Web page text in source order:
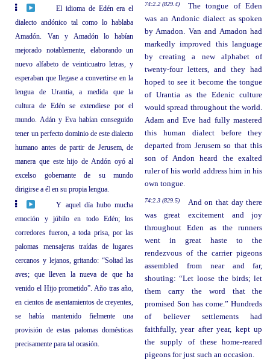
El idioma de Edén era el
dialecto andónico tal como lo hablaba
Amadón. Van y Amadón lo habían
mejorado notablemente, elaborando un
nuevo alfabeto de veinticuatro letras, y
esperaban que llegase a convertirse en la
lengua de Urantia, a medida que la
cultura de Edén se extendiese por el
mundo. Adán y Eva habían conseguido
tener un perfecto dominio de este dialecto
humano antes de partir de Jerusem, de
manera que este hijo de Andón oyó al
excelso gobernante de su mundo
dirigirse a él en su propia lengua.
74:2.2 (829.4)
The tongue of Eden
was an Andonic dialect as spoken
by Amadon. Van and Amadon had
markedly improved this language
by creating a new alphabet of
twenty-four letters, and they had
hoped to see it become the tongue
of Urantia as the Edenic culture
would spread throughout the world.
Adam and Eve had fully mastered
this human dialect before they
departed from Jerusem so that this
son of Andon heard the exalted
ruler of his world address him in his
own tongue.
Y aquel día hubo mucha
emoción y júbilo en todo Edén; los
corredores fueron, a toda prisa, por las
palomas mensajeras traídas de lugares
cercanos y lejanos, gritando: “Soltad las
aves; que lleven la nueva de que ha
venido el Hijo prometido”. Año tras año,
en cientos de asentamientos de creyentes,
se había mantenido fielmente una
provisión de estas palomas domésticas
precisamente para tal ocasión.
74:2.3 (829.5)
And on that day there
was great excitement and joy
throughout Eden as the runners
went in great haste to the
rendezvous of the carrier pigeons
assembled from near and far,
shouting: “Let loose the birds; let
them carry the word that the
promised Son has come.” Hundreds
of believer settlements had
faithfully, year after year, kept up
the supply of these home-reared
pigeons for just such an occasion.